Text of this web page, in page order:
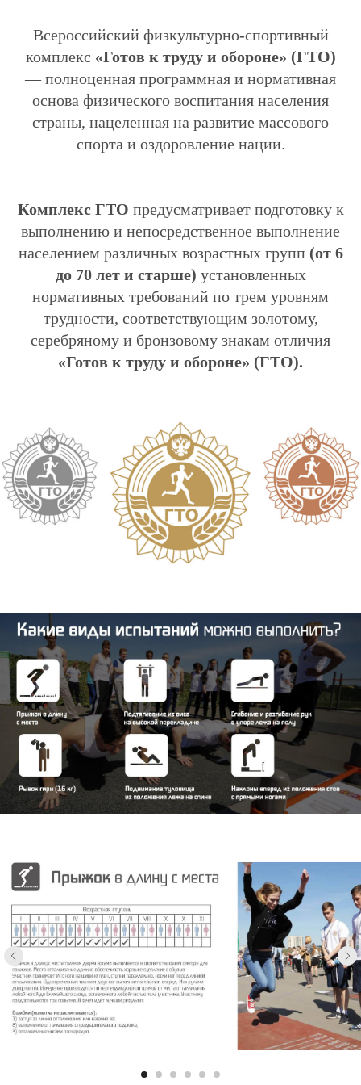
Всероссийский физкультурно-спортивный
комплекс «Готов к труду и обороне» (ГТО)
— полноценная программная и нормативная
основа физического воспитания населения
страны, нацеленная на развитие массового
спорта и оздоровление нации.
Комплекс ГТО предусматривает подготовку к
выполнению и непосредственное выполнение
населением различных возрастных групп (от 6
до 70 лет и старше) установленных
нормативных требований по трем уровням
трудности, соответствующим золотому,
серебряному и бронзовому знакам отличия
«Готов к труду и обороне» (ГТО).
ДОКУМЕНТЫ
персонализации сервисов и повышения
удобства пользования сайтом. Если
вы не согласны на их использование, поменяйте
настройки браузера.
Ледовая арена:
8 (496) 382-11-50
Плавательный центр:8 (496) 382-55-52
Ледовая арена: 8 (496) 382-11-50
Плавательный центр:8 (496) 382-55-52
ФОК «Арсенал»:
8 (496) 384-77-07
ФОК «Уваровка»:8 (496) 386-92-02
Центр тестирования ГТО:8 (496) 382-34-36
info@bagration-sport.ru